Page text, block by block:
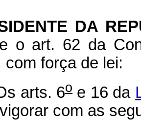
DA
o art. 62 da
com força de lei:
arts. 6o e 16 da
com as